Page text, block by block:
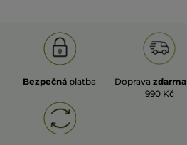
Bezpečná platba Doprava zdarma
990 Kč